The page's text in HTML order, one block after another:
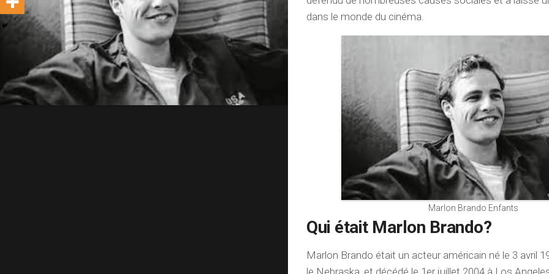
dans le monde du cinéma.
Marlon Brando Enfants
Qui était Marlon Brando?
Marlon Brando était un acteur américain né le 3 avril
le Nebraska, et décédé le 1er juillet 2004 à Los